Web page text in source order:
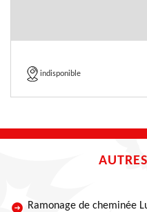
indisponible
Ramonage de cheminée